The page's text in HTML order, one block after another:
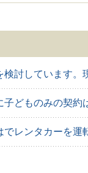
検討しています
子どものみの契約
でレンタカーを